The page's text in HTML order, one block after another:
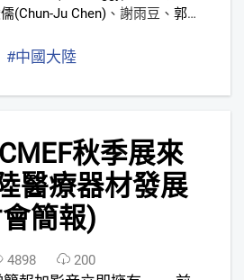
(Chun-Ju Chen) 、 謝雨豆 、 郭子
#中國大陸
秋季展來
醫療器材發展
簡報)
4898 200